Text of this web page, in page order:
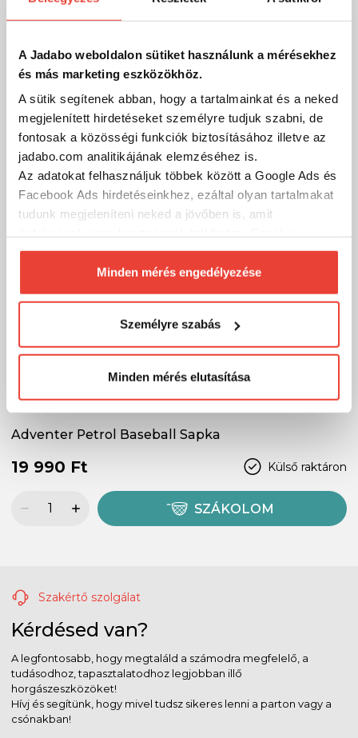
A Jadabo weboldalon sütiket használunk a mérésekhez
és más marketing eszközökhöz.
A sütik segítenek abban, hogy a tartalmainkat és a neked
megjelenített hirdetéseket személyre tudjuk szabni, de
fontosak a közösségi funkciók biztosításához illetve az
jadabo.com analitikájának elemzéséhez is.
Az adatokat felhasználjuk többek között a Google Ads és
Facebook Ads hirdetéseinkhez, ezáltal olyan tartalmakat
tudunk megjeleníteni neked a jövőben is, amit
biztosításához arra kérünk, hogy engedd meg
számunkra minden mérés használatát.
Természetesensoha semmilyen formában nem fogunk
megváltoztathatod a döntésed ezzel kapcsolatban.
Előre is köszönjük!
Minden mérés engedélyezése
Személyre szabás
Minden mérés elutasítása
Adventer Titanium Baseball Sapka
SZÁKOLOM
Adventer Petrol Baseball Sapka
Külső raktáron
19 990 Ft
SZÁKOLOM
Szakértő szolgálat
Kérdésed van?
A legfontosabb, hogy megtaláld a számodra megfelelő, a
tudásodhoz, tapasztalatodhoz legjobban illő
horgászeszközöket!
Hívj és segítünk, hogy mivel tudsz sikeres lenni a parton vagy a
csónakban!